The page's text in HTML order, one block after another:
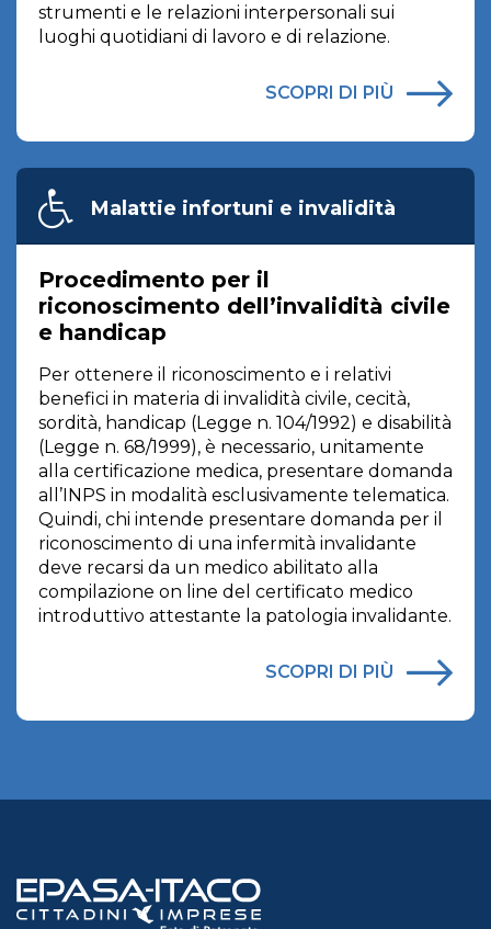
strumenti e le relazioni interpersonali sui
luoghi quotidiani di lavoro e di relazione.
SCOPRI DI PIÙ
Malattie infortuni e invalidità
Procedimento per il
riconoscimento dell’invalidità civile
e handicap
Per ottenere il riconoscimento e i relativi
benefici in materia di invalidità civile, cecità,
sordità, handicap (Legge n. 104/1992) e disabilità
(Legge n. 68/1999), è necessario, unitamente
alla certificazione medica, presentare domanda
all’INPS in modalità esclusivamente telematica.
Quindi, chi intende presentare domanda per il
riconoscimento di una infermità invalidante
deve recarsi da un medico abilitato alla
compilazione on line del certificato medico
introduttivo attestante la patologia invalidante.
SCOPRI DI PIÙ